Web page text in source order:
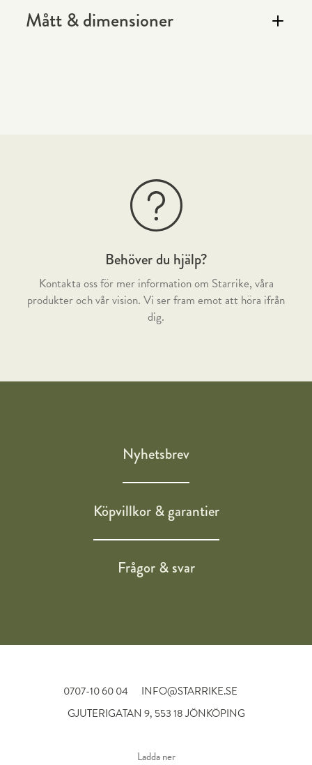
Det självklara matbordet för umgänge. Formgivet av
Mått & dimensioner
Behöver du hjälp?
Kontakta oss för mer information om Starrike, våra
produkter och vår vision. Vi ser fram emot att höra ifrån
dig.
Nyhetsbrev
Köpvillkor & garantier
Frågor & svar
0707-10 60 04
INFO@STARRIKE.SE
GJUTERIGATAN 9, 553 18 JÖNKÖPING
Ladda ner